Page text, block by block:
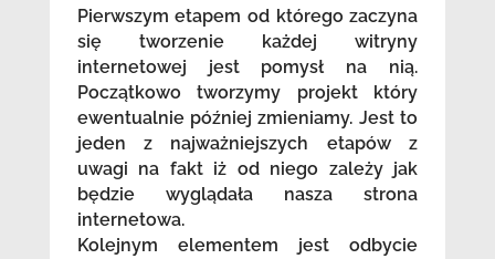
Pierwszym etapem od którego zaczyna
się tworzenie każdej witryny
internetowej jest pomysł na nią.
Początkowo tworzymy projekt który
ewentualnie później zmieniamy. Jest to
jeden z najważniejszych etapów z
uwagi na fakt iż od niego zależy jak
będzie wyglądała nasza strona
internetowa.
Kolejnym elementem jest odbycie